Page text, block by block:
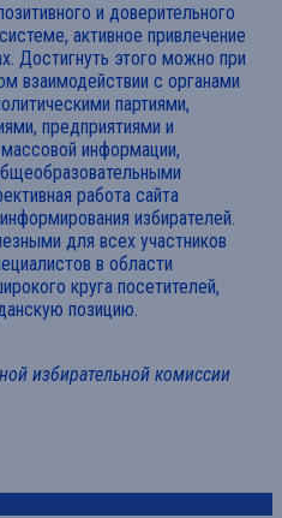
и доверительного
активное привлечение
Достигнуть этого можно при
взаимодействии с органами
партиями,
предприятиями и
информации,
работа сайта
избирателей.
для всех участников
в области
круга посетителей,
позицию.
избирательной комиссии